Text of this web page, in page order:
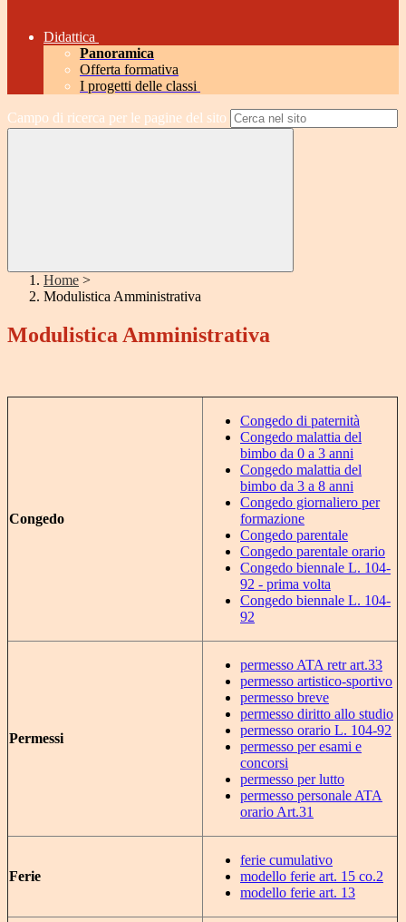
Didattica
Panoramica
Offerta formativa
I progetti delle classi
Campo di ricerca per le pagine del sito
Home >
Modulistica Amministrativa
Modulistica Amministrativa
Congedo
Congedo di paternità
Congedo malattia del
bimbo da 0 a 3 anni
Congedo malattia del
bimbo da 3 a 8 anni
Congedo giornaliero per
formazione
Congedo parentale
Congedo parentale orario
Congedo biennale L. 104-
92 - prima volta
Congedo biennale L. 104-
92
Permessi
permesso ATA retr art.33
permesso artistico-sportivo
permesso breve
permesso diritto allo studio
permesso orario L. 104-92
permesso per esami e
concorsi
permesso per lutto
permesso personale ATA
orario Art.31
Ferie
ferie cumulativo
modello ferie art. 15 co.2
modello ferie art. 13